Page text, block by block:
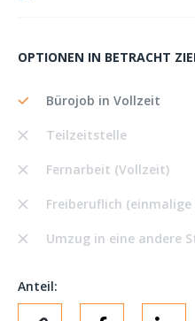
OPTIONEN IN BETRACHT
Bürojob in Vollzeit
Teilzeitstelle
Fernarbeit (Vollzeit)
Freiberuflich (einmalige
Umzug in eine andere
Anteil: